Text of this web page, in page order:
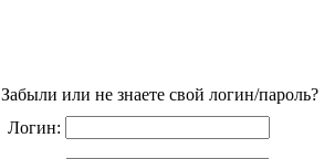
Забыли или не знаете свой логин/пароль?
Логин: